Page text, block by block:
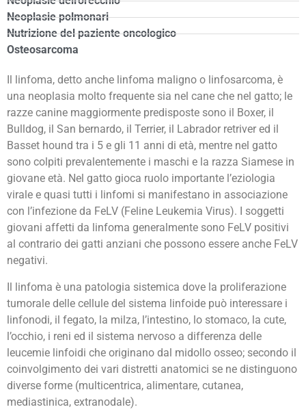
Neoplasie polmonari
Nutrizione del paziente oncologico
Osteosarcoma
Il linfoma, detto anche linfoma maligno o linfosarcoma, è
una neoplasia molto frequente sia nel cane che nel gatto; le
razze canine maggiormente predisposte sono il Boxer, il
Bulldog, il San bernardo, il Terrier, il Labrador retriver ed il
Basset hound tra i 5 e gli 11 anni di età, mentre nel gatto
sono colpiti prevalentemente i maschi e la razza Siamese in
giovane età. Nel gatto gioca ruolo importante l’eziologia
virale e quasi tutti i linfomi si manifestano in associazione
con l’infezione da FeLV (Feline Leukemia Virus). I soggetti
giovani affetti da linfoma generalmente sono FeLV positivi
al contrario dei gatti anziani che possono essere anche FeLV
negativi.
Il linfoma è una patologia sistemica dove la proliferazione
tumorale delle cellule del sistema linfoide può interessare i
linfonodi, il fegato, la milza, l’intestino, lo stomaco, la cute,
l’occhio, i reni ed il sistema nervoso a differenza delle
leucemie linfoidi che originano dal midollo osseo; secondo il
coinvolgimento dei vari distretti anatomici se ne distinguono
diverse forme (multicentrica, alimentare, cutanea,
mediastinica, extranodale).